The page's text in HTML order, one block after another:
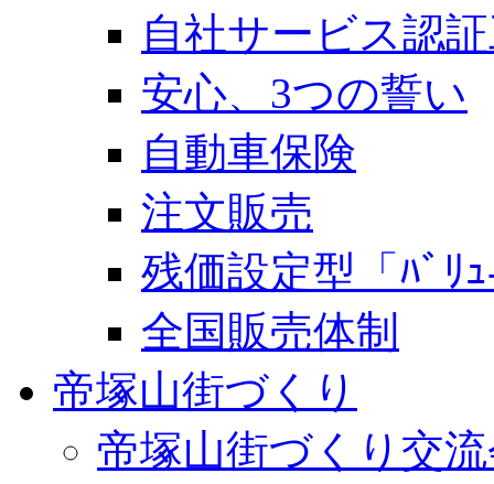
自社サービス認
安心、3つの誓い
自動車保険
注文販売
残価設定型「ﾊﾞﾘ
全国販売体制
帝塚山街づくり
帝塚山街づくり交